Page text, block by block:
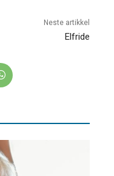
Neste artikkel
Elfride